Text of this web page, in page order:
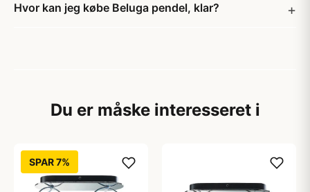
Hvor kan jeg købe Beluga pendel, klar?
Du er måske interesseret i
SPAR 7%